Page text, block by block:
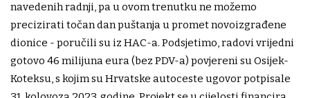
navedenih radnji, pa u ovom trenutku ne možemo
precizirati točan dan puštanja u promet novoizgrađene
dionice - poručili su iz HAC-a. Podsjetimo, radovi vrijedni
gotovo 46 milijuna eura (bez PDV-a) povjereni su Osijek-
Koteksu, s kojim su Hrvatske autoceste ugovor potpisale